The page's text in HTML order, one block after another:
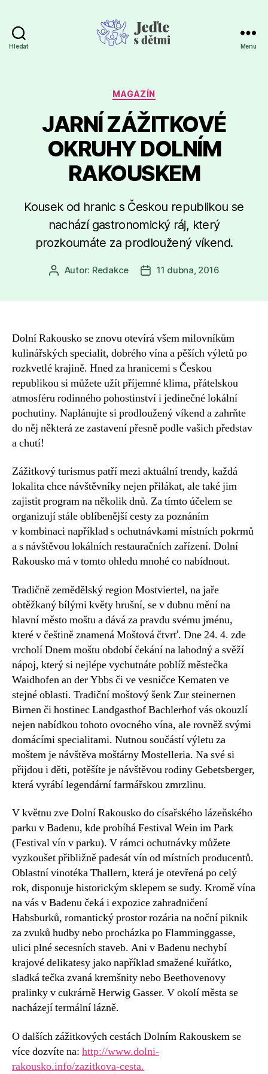
Hledat Menu
Rubriky
MAGAZÍN
JARNÍ ZÁŽITKOVÉ
OKRUHY DOLNÍM
RAKOUSKEM
Kousek od hranic s Českou republikou se
nachází gastronomický ráj, který
prozkoumáte za prodloužený víkend.
AutorAutor: Redakce
Datum
11 dubna, 2016
Dolní Rakousko se znovu otevírá všem milovníkům
kulinářských specialit, dobrého vína a pěších výletů po
rozkvetlé krajině. Hned za hranicemi s Českou
republikou si můžete užít příjemné klima, přátelskou
atmosféru rodinného pohostinství i jedinečné lokální
pochutiny. Naplánujte si prodloužený víkend a zahrňte
do něj některá ze zastavení přesně podle vašich představ
a chutí!
Zážitkový turismus patří mezi aktuální trendy, každá
lokalita chce návštěvníky nejen přilákat, ale také jim
zajistit program na několik dnů. Za tímto účelem se
organizují stále oblíbenější cesty za poznáním
v kombinaci například s ochutnávkami místních pokrmů
a s návštěvou lokálních restauračních zařízení. Dolní
Rakousko má v tomto ohledu mnohé co nabídnout.
Tradičně zemědělský region Mostviertel, na jaře
obtěžkaný bílými květy hrušní, se v dubnu mění na
hlavní město moštu a dává za pravdu svému jménu,
které v češtině znamená Moštová čtvrť. Dne 24. 4. zde
vrcholí Dnem moštu období čekání na lahodný a svěží
nápoj, který si nejlépe vychutnáte poblíž městečka
Waidhofen an der Ybbs či ve vesničce Kematen ve
stejné oblasti. Tradiční moštový šenk Zur steinernen
Birnen či hostinec Landgasthof Bachlerhof vás okouzlí
nejen nabídkou tohoto ovocného vína, ale rovněž svými
domácími specialitami. Nutnou součástí výletu za
moštem je návštěva moštárny Mostelleria. Na své si
přijdou i děti, potěšíte je návštěvou rodiny Gebetsberger,
která vyrábí legendární farmářskou zmrzlinu.
V květnu zve Dolní Rakousko do císařského lázeňského
parku v Badenu, kde probíhá Festival Wein im Park
(Festival vín v parku). V rámci ochutnávky můžete
vyzkoušet přibližně padesát vín od místních producentů.
Oblastní vinotéka Thallern, která je otevřená po celý
rok, disponuje historickým sklepem se sudy. Kromě vína
na vás v Badenu čeká i expozice zahradničení
Habsburků, romantický prostor rozária na noční piknik
za zvuků hudby nebo procházka po Flamminggasse,
ulici plné secesních staveb. Ani v Badenu nechybí
krajové delikatesy jako například smažené kuřátko,
sladká tečka zvaná kremšnity nebo Beethovenovy
pralinky v cukrárně Herwig Gasser. V okolí města se
nacházejí termální lázně.
O dalších zážitkových cestách Dolním Rakouskem se
více dozvíte na: http://www.dolni-
rakousko.info/zazitkova-cesta.